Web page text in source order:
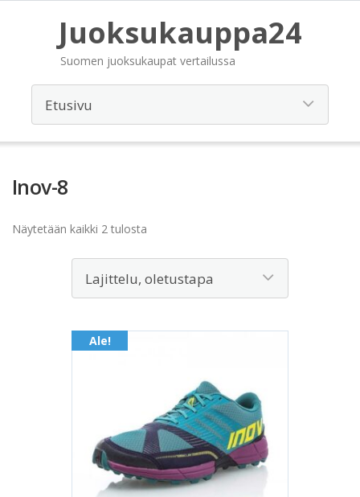
Juoksukauppa24
Suomen juoksukaupat vertailussa
Inov-8
Näytetään kaikki 2 tulosta
Ale!